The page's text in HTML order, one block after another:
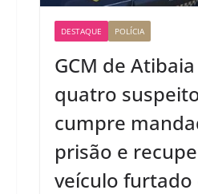
DESTAQUE POLÍCIA
GCM de
quatro
cumpre
prisão e
veículo furtado